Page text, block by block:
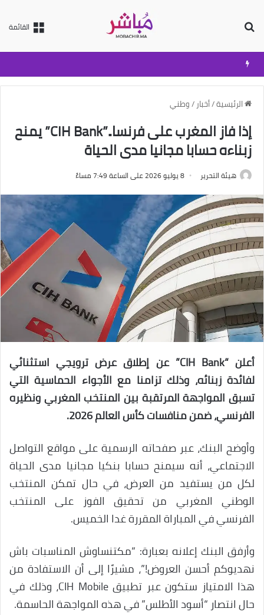
القائمة
الرئيسية/أخبار /وطني
إذا فاز المغرب على فرنسا..”CIH Bank” يمنح
زبناءه حسابا مجانيا مدى الحياة
هيئة التحرير 8 يوليو 2026 على الساعة 7:49 مساءً
أعلن “CIH Bank” عن إطلاق عرض ترويجي استثنائي
لفائدة زبنائه، وذلك تزامنا مع الأجواء الحماسية التي
تسبق المواجهة المرتقبة بين المنتخب المغربي ونظيره
الفرنسي، ضمن منافسات كأس العالم 2026.
وأوضح البنك، عبر صفحاته الرسمية على مواقع التواصل
الاجتماعي، أنه سيمنح حسابا بنكيا مجانيا مدى الحياة
لكل من يستفيد من العرض، في حال تمكن المنتخب
الوطني المغربي من تحقيق الفوز على المنتخب
الفرنسي في المباراة المقررة غدا الخميس.
وأرفق البنك إعلانه بعبارة: “مكتنساوش المناسبات باش
نهديوكم أحسن العروض!”، مشيرًا إلى أن الاستفادة من
هذا الامتياز ستكون عبر تطبيق CIH Mobile، وذلك في
حال انتصار “أسود الأطلس” في هذه المواجهة الحاسمة.